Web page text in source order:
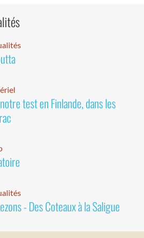
test en Finlande, dans les
- Des Coteaux à la Saligue